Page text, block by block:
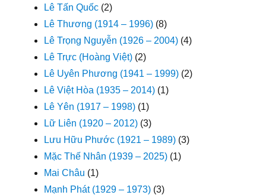
Lê Tấn Quốc (2)
Lê Thương (1914 – 1996) (8)
Lê Trọng Nguyễn (1926 – 2004) (4)
Lê Trực (Hoàng Việt) (2)
Lê Uyên Phương (1941 – 1999) (2)
Lê Việt Hòa (1935 – 2014) (1)
Lê Yên (1917 – 1998) (1)
Lữ Liên (1920 – 2012) (3)
Lưu Hữu Phước (1921 – 1989) (3)
Mặc Thế Nhân (1939 – 2025) (1)
Mai Châu (1)
Mạnh Phát (1929 – 1973) (3)